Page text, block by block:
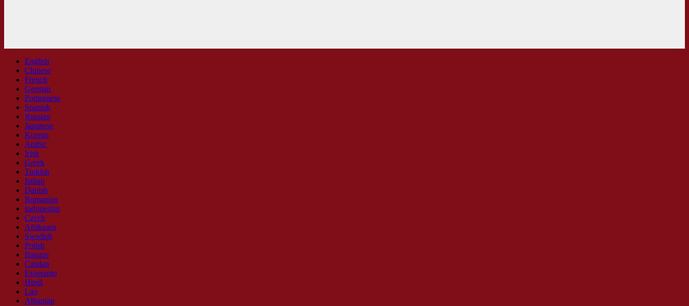
English
Chinese
French
German
Portuguese
Spanish
Russian
Japanese
Korean
Arabic
Irish
Greek
Turkish
Italian
Danish
Romanian
Indonesian
Czech
Afrikaans
Swedish
Polish
Basque
Catalan
Esperanto
Hindi
Lao
Albanian